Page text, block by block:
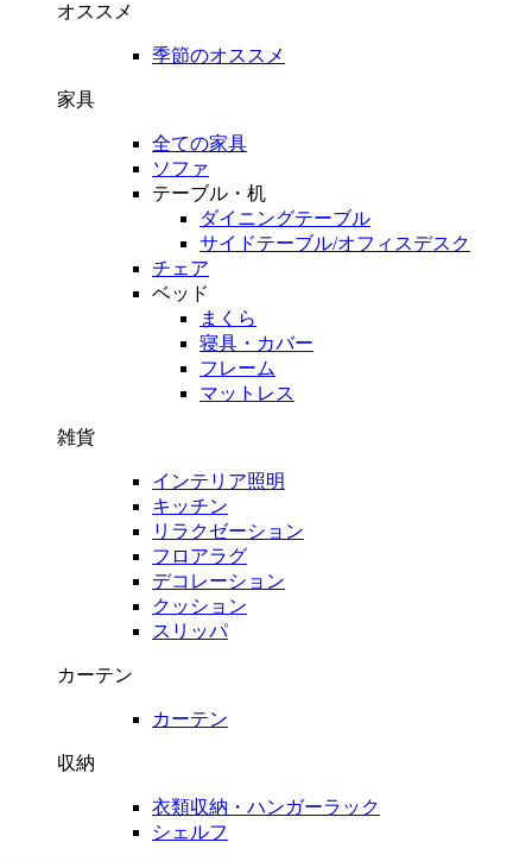
オススメ
季節のオススメ
家具
全ての家具
ソファ
テーブル・机
ダイニングテーブル
サイドテーブル/オフィスデスク
チェア
ベッド
まくら
寝具・カバー
フレーム
マットレス
雑貨
インテリア照明
キッチン
リラクゼーション
フロアラグ
デコレーション
クッション
スリッパ
カーテン
カーテン
収納
衣類収納・ハンガーラック
シェルフ